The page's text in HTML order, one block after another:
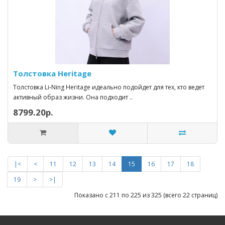
Толстовка Heritage
Толстовка Li-Ning Heritage идеально подойдет для тех, кто ведет
активный образ жизни. Она подходит ..
8799.20р.
|< < 11 12 13 14 15 16 17
18
19
>
>|
Показано с 211 по 225 из 325 (всего 22 страниц)